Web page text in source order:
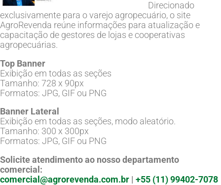
Direcionado
exclusivamente para o varejo agropecuário, o site
AgroRevenda reúne informações para atualização e
capacitação de gestores de lojas e cooperativas
agropecuárias.
Top Banner
Exibição em todas as seções
Tamanho: 728 x 90px
Formatos: JPG, GIF ou PNG
Banner Lateral
Exibição em todas as seções, modo aleatório.
Tamanho: 300 x 300px
Formatos: JPG, GIF ou PNG
Solicite atendimento ao nosso departamento
comercial:
comercial@agrorevenda.com.br | +55 (11) 99402-7078